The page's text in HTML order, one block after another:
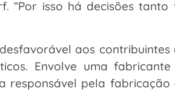
“Por isso há decisões
aos
Envolve uma
responsável pela